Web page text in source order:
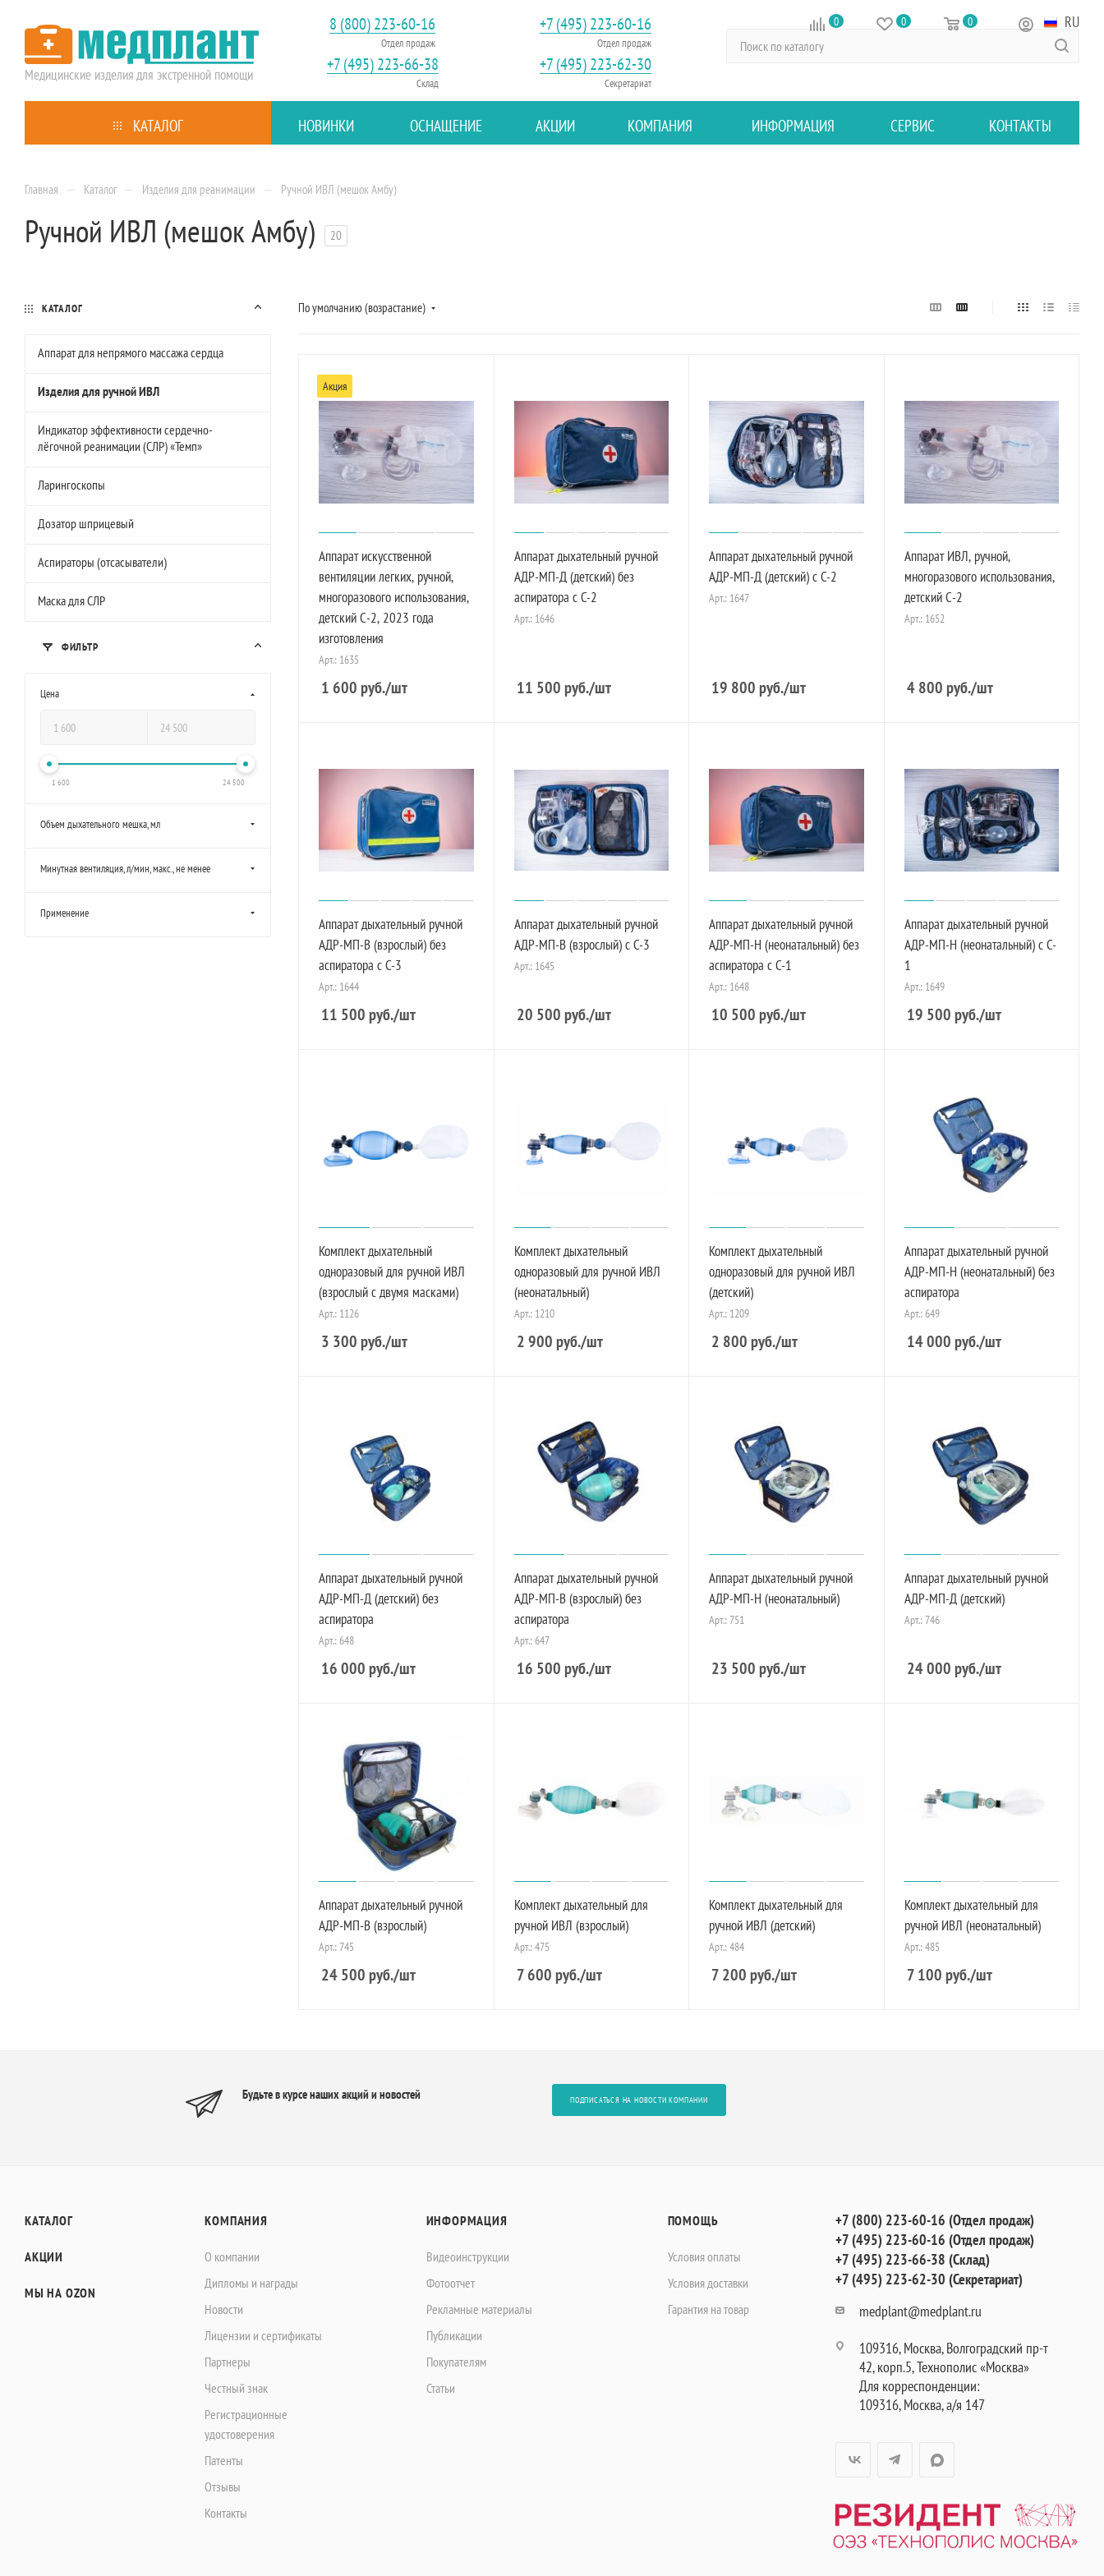
Медицинские изделиядля экстренной помощи
8 (800) 223-60-16
Отдел продаж
+7 (495) 223-60-16
Отдел продаж
+7 (495) 223-66-38
Склад
+7 (495) 223-62-30
Секретариат
0 0 0 RU
КАТАЛОГ НОВИНКИ ОСНАЩЕНИЕ АКЦИИ КОМПАНИЯ ИНФОРМАЦИЯ СЕРВИС КОНТАКТЫ
Главная — Каталог — Изделия для реанимации — Ручной ИВЛ (мешок Амбу)
Ручной ИВЛ (мешок Амбу) 20
По умолчанию (возрастание)
Акция
Аппарат искусственной
вентиляции легких, ручной,
многоразового использования,
детский С-2, 2023 года
изготовления
Арт.: 1635
1 600руб./шт
Аппарат дыхательный ручной
АДР-МП-Д (детский) без
аспиратора с C-2
Арт.: 1646
11 500руб./шт
Аппарат дыхательный ручной
АДР-МП-Д (детский) с C-2
Арт.: 1647
19 800руб./шт
Аппарат ИВЛ, ручной,
многоразового использования,
детский С-2
Арт.: 1652
4 800руб./шт
Аппарат дыхательный ручной
АДР-МП-В (взрослый) без
аспиратора с C-3
Арт.: 1644
11 500руб./шт
Аппарат дыхательный ручной
АДР-МП-В (взрослый) с C-3
Арт.: 1645
20 500руб./шт
Аппарат дыхательный ручной
АДР-МП-Н (неонатальный) без
аспиратора с C-1
Арт.: 1648
10 500руб./шт
Аппарат дыхательный ручной
АДР-МП-Н (неонатальный) с C-
1
Арт.: 1649
19 500руб./шт
Комплект дыхательный
одноразовый для ручной ИВЛ
(взрослый с двумя масками)
Арт.: 1126
3 300руб./шт
Комплект дыхательный
одноразовый для ручной ИВЛ
(неонатальный)
Арт.: 1210
2 900руб./шт
Комплект дыхательный
одноразовый для ручной ИВЛ
(детский)
Арт.: 1209
2 800руб./шт
Аппарат дыхательный ручной
АДР-МП-Н (неонатальный) без
аспиратора
Арт.: 649
14 000руб./шт
Аппарат дыхательный ручной
АДР-МП-Д (детский) без
аспиратора
Арт.: 648
16 000руб./шт
Аппарат дыхательный ручной
АДР-МП-В (взрослый) без
аспиратора
Арт.: 647
16 500руб./шт
Аппарат дыхательный ручной
АДР-МП-Н (неонатальный)
Арт.: 751
23 500руб./шт
Аппарат дыхательный ручной
АДР-МП-Д (детский)
Арт.: 746
24 000руб./шт
Аппарат дыхательный ручной
АДР-МП-В (взрослый)
Арт.: 745
24 500руб./шт
Комплект дыхательный для
ручной ИВЛ (взрослый)
Арт.: 475
7 600руб./шт
Комплект дыхательный для
ручной ИВЛ (детский)
Арт.: 484
7 200руб./шт
Комплект дыхательный для
ручной ИВЛ (неонатальный)
Арт.: 485
7 100руб./шт
КАТАЛОГ
Аппарат для непрямого массажа сердца
Изделия для ручной ИВЛ
Индикатор эффективности сердечно-
лёгочной реанимации (СЛР) «Темп»
Ларингоскопы
Дозатор шприцевый
Аспираторы (отсасыватели)
Маска для СЛР
ФИЛЬТР
Цена
1 600 24 500
Объем дыхательного мешка, мл
Минутная вентиляция, л/мин, макс., не менее
Применение
Будьте в курсе наших акций и новостей ПОДПИСАТЬСЯ НА НОВОСТИ КОМПАНИИ
КАТАЛОГ
АКЦИИ
МЫ НА OZON
КОМПАНИЯ
О компании
Дипломы и награды
Новости
Лицензии и сертификаты
Партнеры
Честный знак
Регистрационные
удостоверения
Патенты
Отзывы
Контакты
ИНФОРМАЦИЯ
Видеоинструкции
Фотоотчет
Рекламные материалы
Публикации
Покупателям
Статьи
ПОМОЩЬ
Условия оплаты
Условия доставки
Гарантия на товар
+7 (800) 223-60-16 (Отдел продаж)
+7 (495) 223-60-16 (Отдел продаж)
+7 (495) 223-66-38 (Склад)
+7 (495) 223-62-30 (Секретариат)
medplant@medplant.ru
109316, Москва, Волгоградский пр-т
42, корп.5, Технополис «Москва»
Для корреспонденции:
109316, Москва, а/я 147